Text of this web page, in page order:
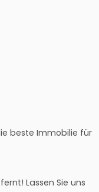
beste Immobilie für
Lassen Sie uns